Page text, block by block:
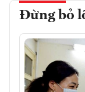
Đừng bỏ